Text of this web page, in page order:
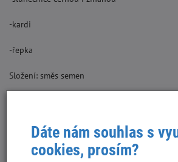
-kardi
-řepka
Složení: směs semen
Zajistěte neustálý přístup k pitné vodě
Skladujte na suchém, chladném, tmavém místě.
Dáte nám souhlas s
cookies, prosím?